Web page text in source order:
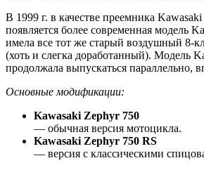
В 1999 г. в качестве преемника
появляется более современная модель
имела все тот же старый воздушный 8-
(хоть и слегка доработанный). Модель
продолжала выпускаться параллельно,
Основные модификации:
Kawasaki Zephyr 750
— обычная версия мотоцикла.
Kawasaki Zephyr 750 RS
— версия с классическими